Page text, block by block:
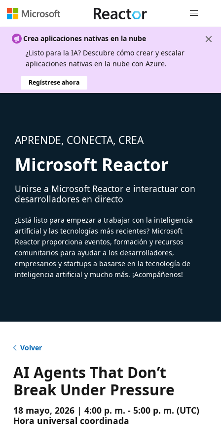
Crea aplicaciones nativas en la nube
¿Listo para la IA? Descubre cómo crear y escalar
aplicaciones nativas en la nube con Azure.
Regístrese ahora
APRENDE, CONECTA, CREA
Microsoft Reactor
Unirse a Microsoft Reactor e interactuar con
desarrolladores en directo
¿Está listo para empezar a trabajar con la inteligencia
artificial y las tecnologías más recientes? Microsoft
Reactor proporciona eventos, formación y recursos
comunitarios para ayudar a los desarrolladores,
empresarios y startups a basarse en la tecnología de
inteligencia artificial y mucho más. ¡Acompáñenos!
Volver
AI Agents That Don’t
Break Under Pressure
18 mayo, 2026 | 4:00 p. m. - 5:00 p. m. (UTC)
Hora universal coordinada